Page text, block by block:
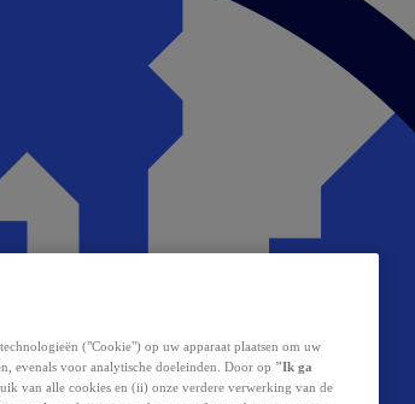
("Cookie") op uw apparaat plaatsen om uw
evenals voor analytische doeleinden. Door op "Ik ga
van alle cookies en (ii) onze verdere verwerking van de